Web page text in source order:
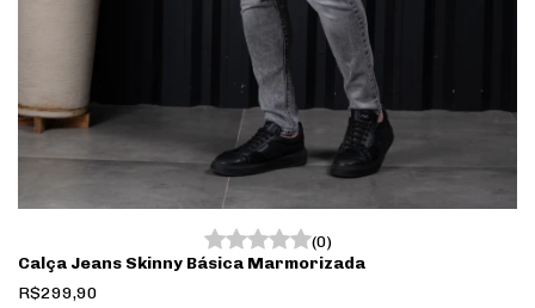
(0)
Calça Jeans Skinny Básica Marmorizada
R$299,90